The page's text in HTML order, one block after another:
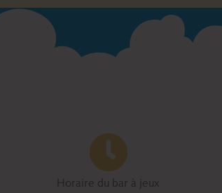
Horaire du bar à jeux